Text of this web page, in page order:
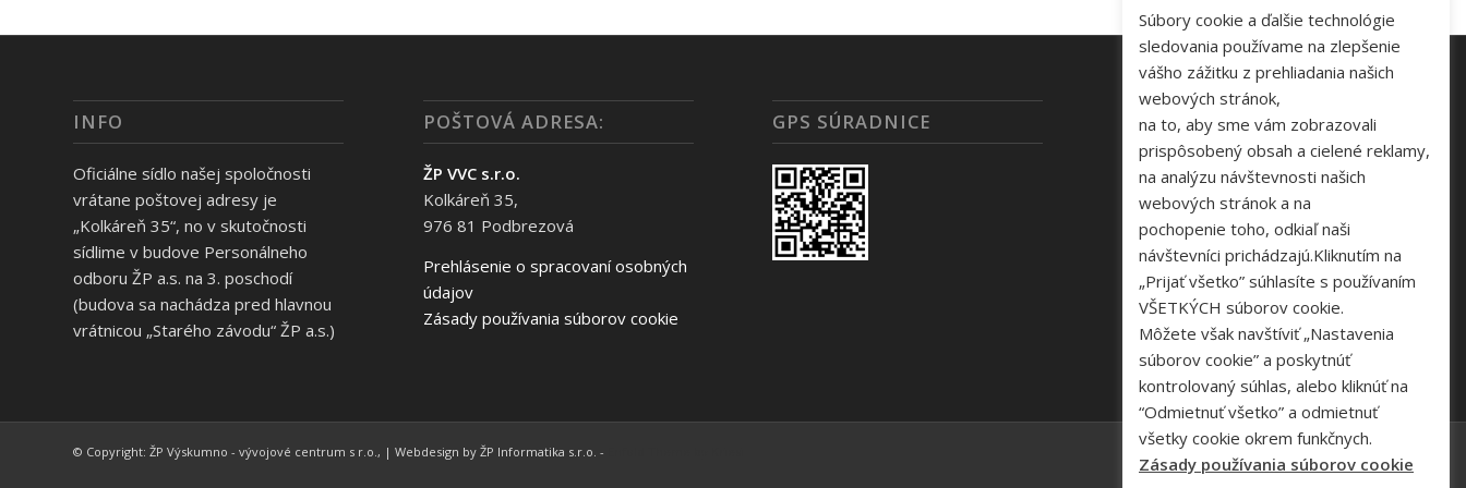
INFO
Oficiálne sídlo našej spoločnosti
vrátane poštovej adresy je
„Kolkáreň 35“, no v skutočnosti
sídlime v budove Personálneho
odboru ŽP a.s. na 3. poschodí
(budova sa nachádza pred hlavnou
vrátnicou „Starého závodu“ ŽP a.s.)
POŠTOVÁ ADRESA:
ŽP VVC s.r.o.
Kolkáreň 35,
976 81 Podbrezová
Prehlásenie o spracovaní osobných
údajov
Zásady používania súborov cookie
GPS SÚRADNICE KONTAKT
Tel: +421 48 645 40 35
e-mail:novakova@zelpo.sk
© Copyright: ŽP Výskumno - vývojové centrum s r.o., | Webdesign by ŽP Informatika s.r.o. -
Súbory cookie a ďalšie technológie
sledovania používame na zlepšenie
vášho zážitku z prehliadania našich
webových stránok,
na to, aby sme vám zobrazovali
prispôsobený obsah a cielené reklamy,
na analýzu návštevnosti našich
webových stránok a na
pochopenie toho, odkiaľ naši
návštevníci prichádzajú.Kliknutím na
„Prijať všetko” súhlasíte s používaním
VŠETKÝCH súborov cookie.
Môžete však navštíviť „Nastavenia
súborov cookie” a poskytnúť
kontrolovaný súhlas, alebo kliknúť na
“Odmietnuť všetko” a odmietnuť
všetky cookie okrem funkčnych.
Zásady používania súborov cookie